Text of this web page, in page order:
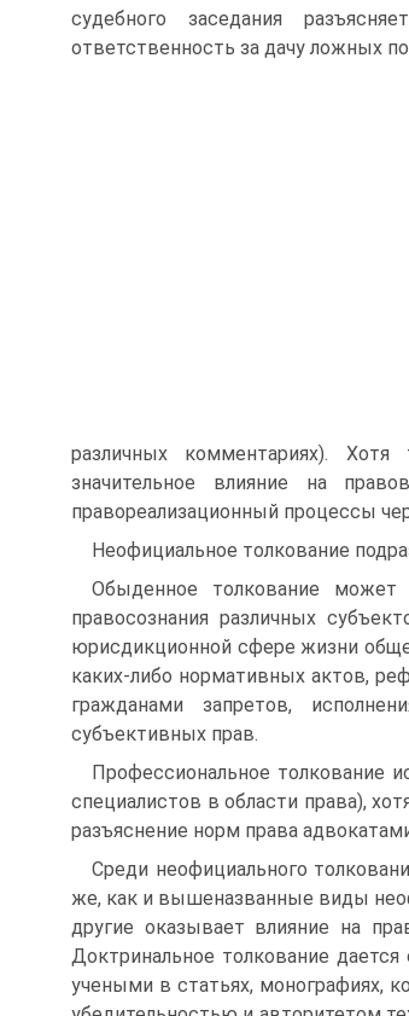
судебного заседания
ответственность за дачу ложных
различных комментариях).
значительное влияние на
правореализационный процессы
Неофициальное толкование
Обыденное толкование
правосознания различных
юрисдикционной сфере жизни
каких-либо нормативных актов,
гражданами запретов,
субъективных прав.
Профессиональное толкование
специалистов в области права),
разъяснение норм права
Среди неофициального
же, как и вышеназванные виды
другие оказывает влияние на
Доктринальное толкование
учеными в статьях, монографиях,